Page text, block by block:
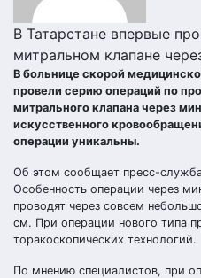
В Татарстане впервые
митральном клапане
В больнице скорой
провели серию операций по
митрального клапана через
искусственного
операции уникальны.
Об этом сообщает пресс-
Особенность операции через
проводят через совсем
см. При операции нового типа
торакоскопических технологий.
По мнению специалистов, при